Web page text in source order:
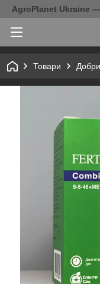
AgroPlanet Ukraine —
Товари